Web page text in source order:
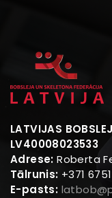
LATVIJAS
LV40008023533
Adrese:Roberta
Tālrunis: +371
E-pasts: